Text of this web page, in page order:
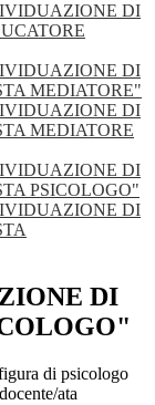
DI
DI
MEDIATORE"
DI
MEDIATORE
DI
PSICOLOGO"
DI
DI
di psicologo
ata